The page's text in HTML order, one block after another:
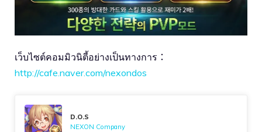
เว็บไซต์คอมมิวนิตี้อย่างเป็นทางการ：
http://cafe.naver.com/nexondos
D.O.S
NEXON Company